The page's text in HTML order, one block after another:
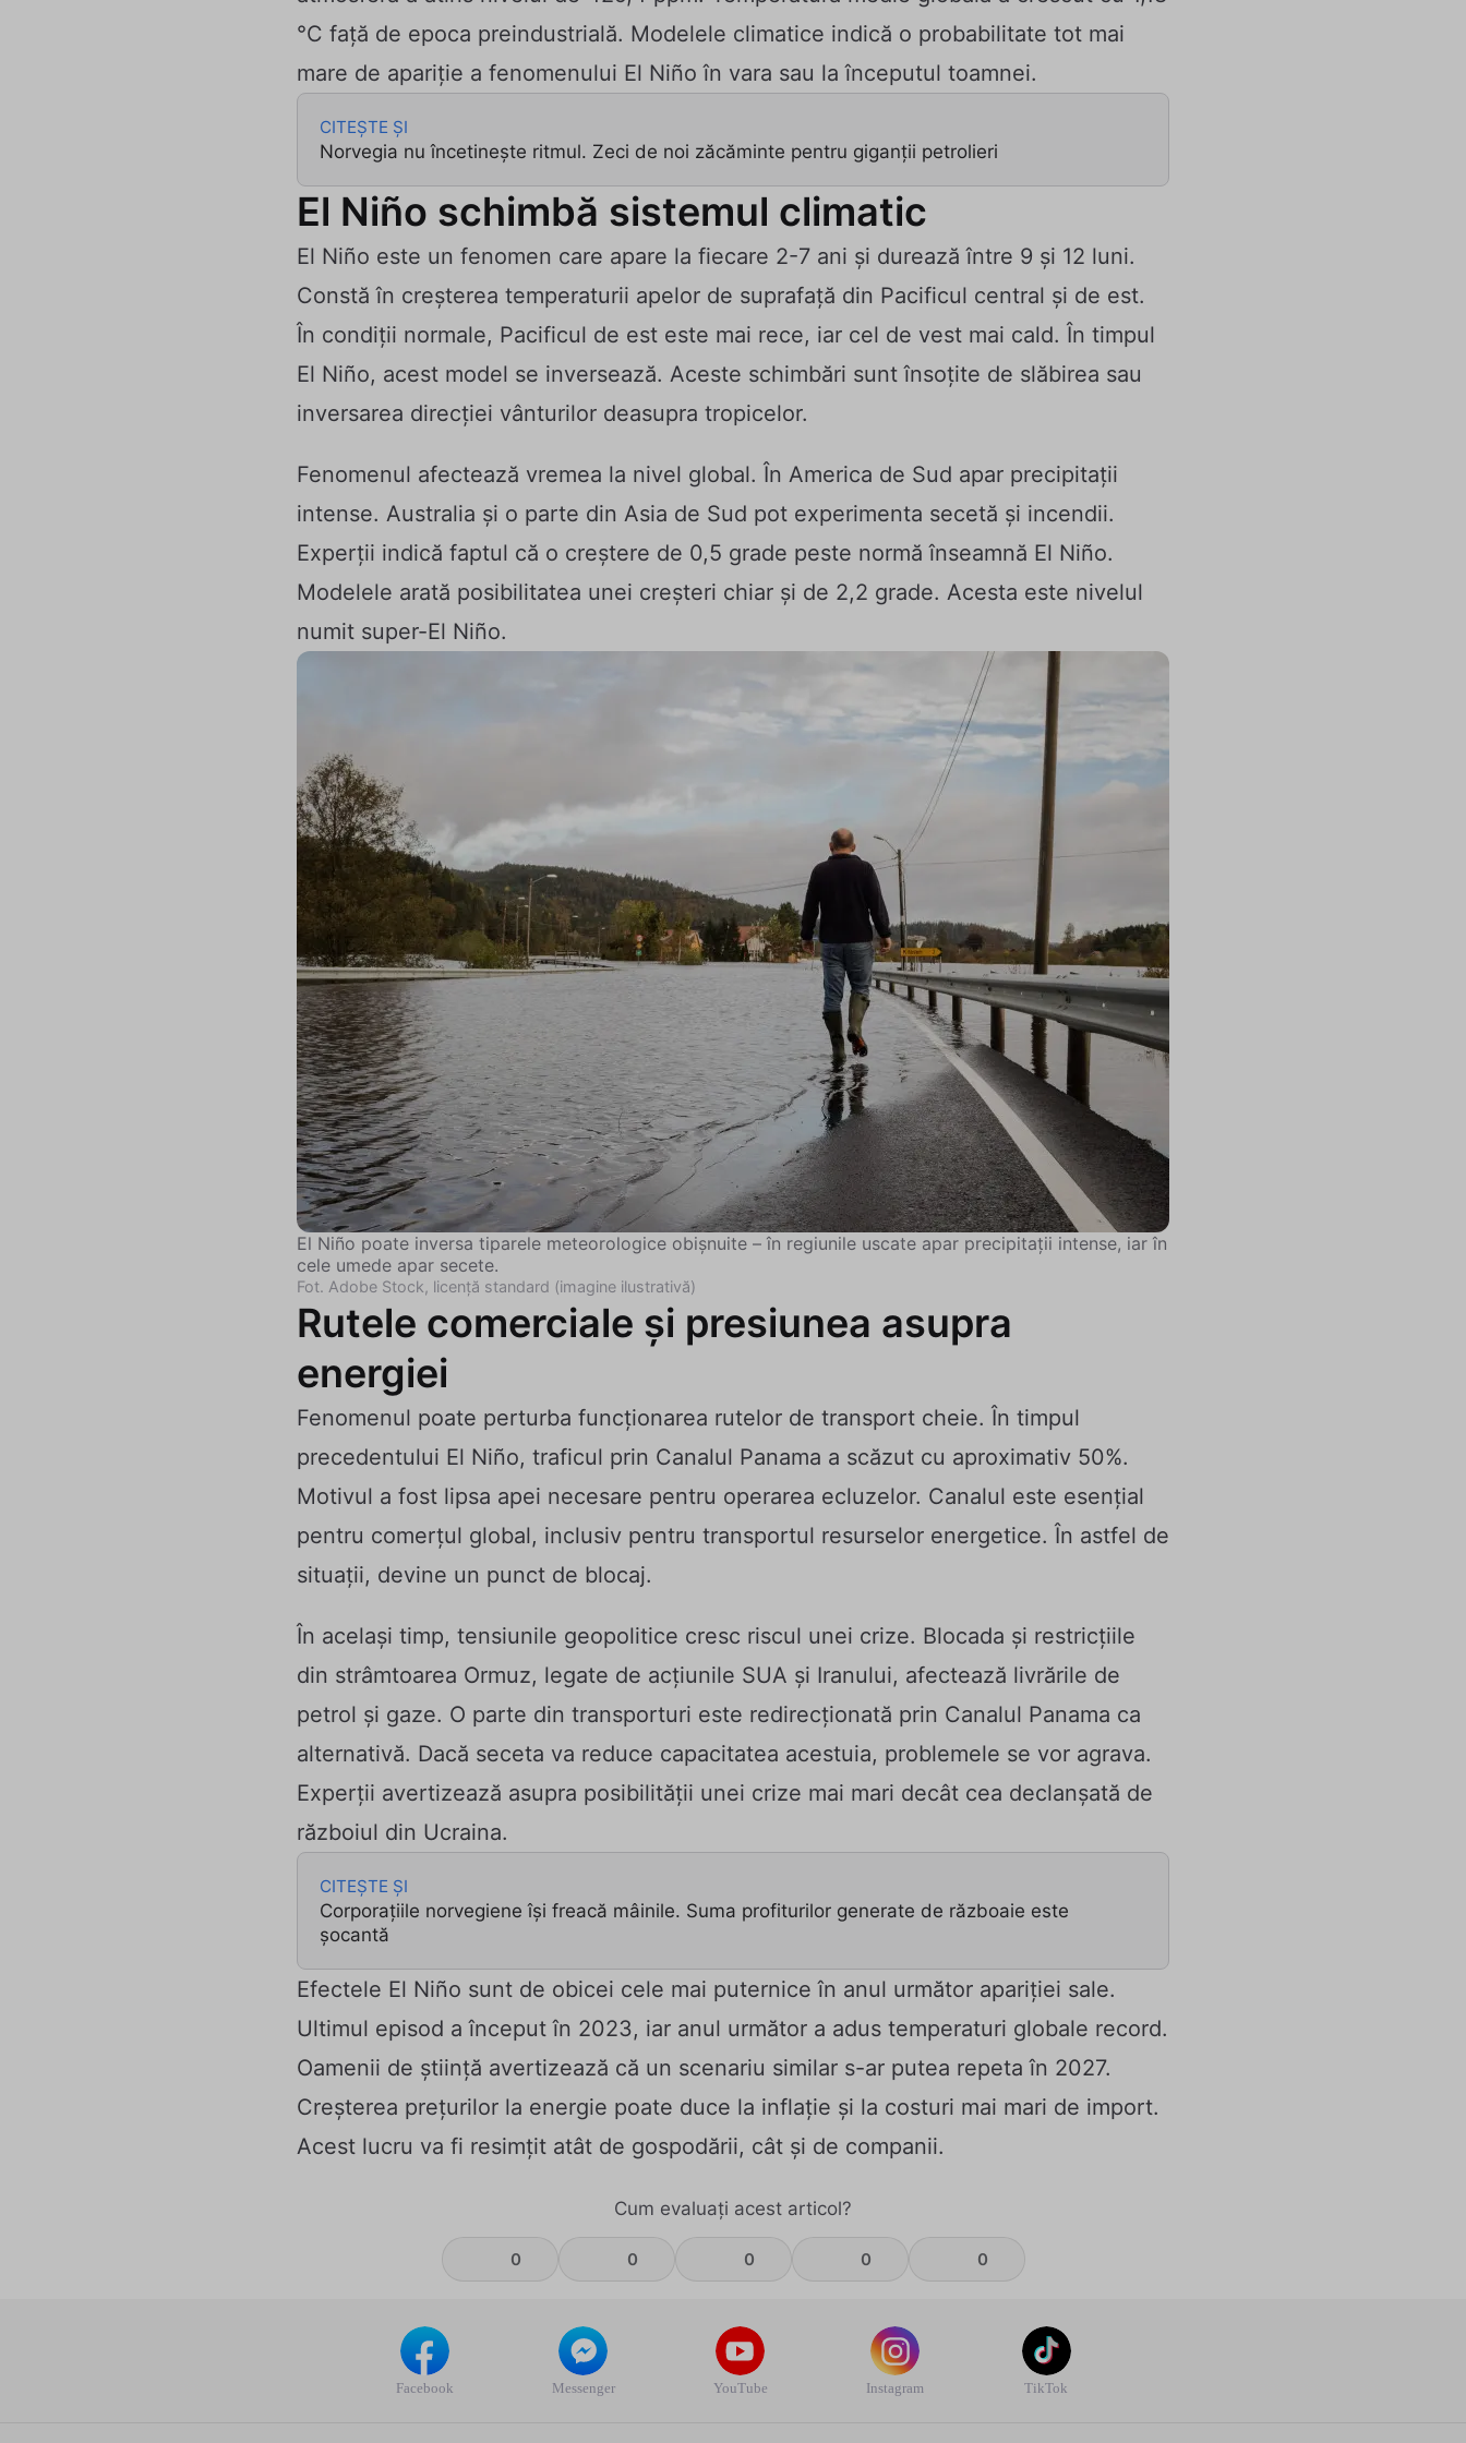
°C față de epoca preindustrială. Modelele climatice indică o probabilitate tot mai
mare de apariție a fenomenului El Niño în vara sau la începutul toamnei.
CITEȘTE ȘI
Norvegia nu încetinește ritmul. Zeci de noi zăcăminte pentru giganții petrolieri
El Niño schimbă sistemul climatic
El Niño este un fenomen care apare la fiecare 2-7 ani și durează între 9 și 12 luni.
Constă în creșterea temperaturii apelor de suprafață din Pacificul central și de est.
În condiții normale, Pacificul de est este mai rece, iar cel de vest mai cald. În timpul
El Niño, acest model se inversează. Aceste schimbări sunt însoțite de slăbirea sau
inversarea direcției vânturilor deasupra tropicelor.
Fenomenul afectează vremea la nivel global. În America de Sud apar precipitații
intense. Australia și o parte din Asia de Sud pot experimenta secetă și incendii.
Experții indică faptul că o creștere de 0,5 grade peste normă înseamnă El Niño.
Modelele arată posibilitatea unei creșteri chiar și de 2,2 grade. Acesta este nivelul
numit super-El Niño.
El Niño poate inversa tiparele meteorologice obișnuite – în regiunile uscate apar precipitații intense, iar în
cele umede apar secete.
Fot. Adobe Stock, licență standard (imagine ilustrativă)
Rutele comerciale și presiunea asupra
energiei
Fenomenul poate perturba funcționarea rutelor de transport cheie. În timpul
precedentului El Niño, traficul prin Canalul Panama a scăzut cu aproximativ 50%.
Motivul a fost lipsa apei necesare pentru operarea ecluzelor. Canalul este esențial
pentru comerțul global, inclusiv pentru transportul resurselor energetice. În astfel de
situații, devine un punct de blocaj.
În același timp, tensiunile geopolitice cresc riscul unei crize. Blocada și restricțiile
din strâmtoarea Ormuz, legate de acțiunile SUA și Iranului, afectează livrările de
petrol și gaze. O parte din transporturi este redirecționată prin Canalul Panama ca
alternativă. Dacă seceta va reduce capacitatea acestuia, problemele se vor agrava.
Experții avertizează asupra posibilității unei crize mai mari decât cea declanșată de
războiul din Ucraina.
CITEȘTE ȘI
Corporațiile norvegiene își freacă mâinile. Suma profiturilor generate de războaie este
șocantă
Efectele El Niño sunt de obicei cele mai puternice în anul următor apariției sale.
Ultimul episod a început în 2023, iar anul următor a adus temperaturi globale record.
Oamenii de știință avertizează că un scenariu similar s-ar putea repeta în 2027.
Creșterea prețurilor la energie poate duce la inflație și la costuri mai mari de import.
Acest lucru va fi resimțit atât de gospodării, cât și de companii.
Cum evaluați acest articol?
0 0 0 0 0
Facebook Messenger YouTube Instagram TikTok